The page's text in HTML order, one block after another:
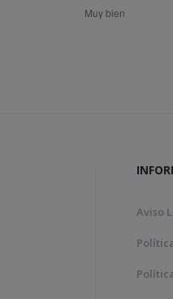
Bon tracte, molta
Aviso